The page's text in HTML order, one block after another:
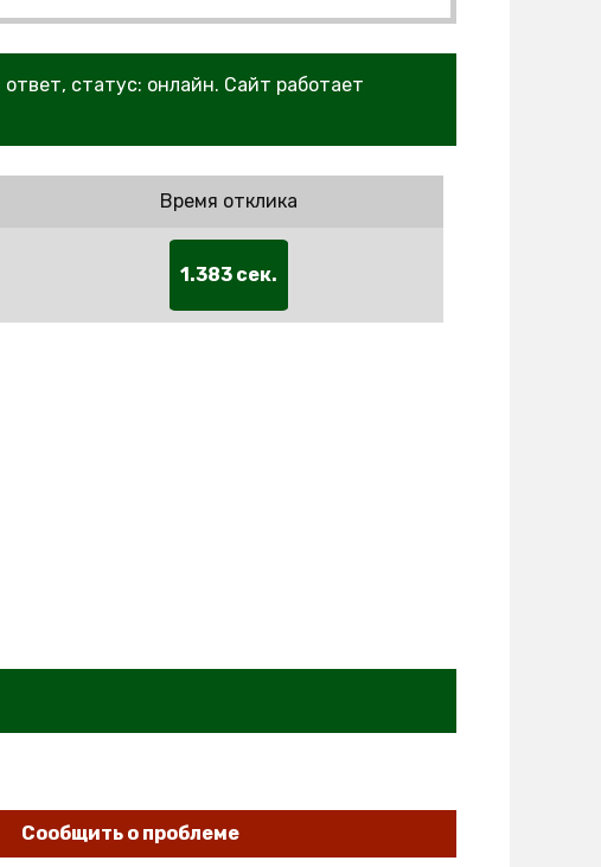
статус: онлайн. Сайт работает
Время отклика
1.383 сек.
Сообщить о проблеме